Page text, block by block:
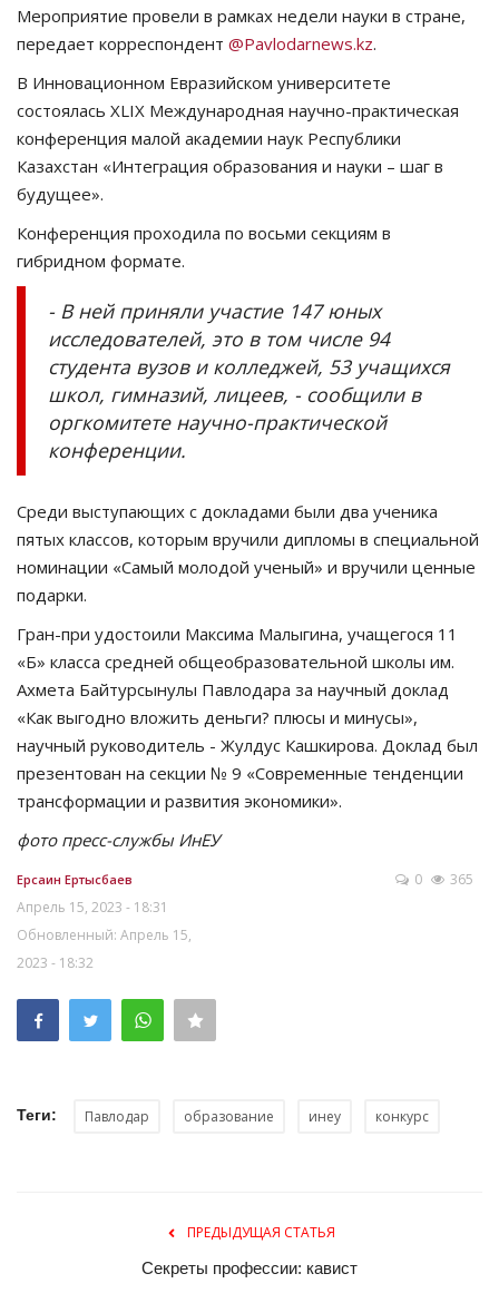
Курултай
Қазақша Русский
Мероприятие провели в рамках недели науки в стране,
передает корреспондент @Pavlodarnews.kz.
В Инновационном Евразийском университете
состоялась XLIX Международная научно-практическая
конференция малой академии наук Республики
Казахстан «Интеграция образования и науки – шаг в
будущее».
Конференция проходила по восьми секциям в
гибридном формате.
- В ней приняли участие 147 юных
исследователей, это в том числе 94
студента вузов и колледжей, 53 учащихся
школ, гимназий, лицеев, - сообщили в
оргкомитете научно-практической
конференции.
Среди выступающих с докладами были два ученика
пятых классов, которым вручили дипломы в специальной
номинации «Самый молодой ученый» и вручили ценные
подарки.
Гран-при удостоили Максима Малыгина, учащегося 11
«Б» класса средней общеобразовательной школы им.
Ахмета Байтурсынулы Павлодара за научный доклад
«Как выгодно вложить деньги? плюсы и минусы»,
научный руководитель - Жулдус Кашкирова. Доклад был
презентован на секции № 9 «Современные тенденции
трансформации и развития экономики».
фото пресс-службы ИнЕУ
Ерсаин Ертысбаев
Апрель 15, 2023 - 18:31
Обновленный: Апрель 15,
2023 - 18:32
0 365
Теги: Павлодар образование инеу конкурс
ПРЕДЫДУЩАЯ СТАТЬЯ
Секреты профессии: кавист